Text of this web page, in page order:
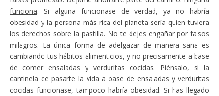
funciona. Si alguna funcionase de verdad, ya no habría
obesidad y la persona más rica del planeta sería quien tuviera
los derechos sobre la pastilla. No te dejes engañar por falsos
milagros. La única forma de adelgazar de manera sana es
cambiando tus hábitos alimenticios, y no precisamente a base
de comer ensaladas y verduritas cocidas. Piénsalo, si la
cantinela de pasarte la vida a base de ensaladas y verduritas
cocidas funcionase, tampoco habría obesidad. Si has llegado